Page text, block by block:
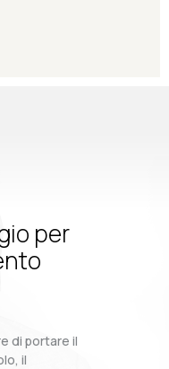
per
di portare il
il